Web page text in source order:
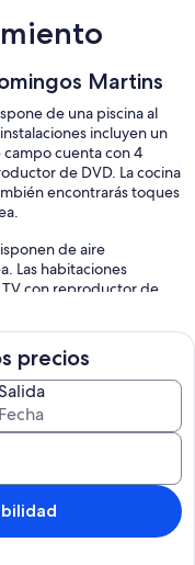
Martins
de una piscina al
incluyen un
campo cuenta con 4
de DVD. La cocina
encontrarás toques
de aire
Las habitaciones
con reproductor de
baños están
de pelo.
acceso a Internet
incluyen
incluyen cafetera
casa de campo
precios